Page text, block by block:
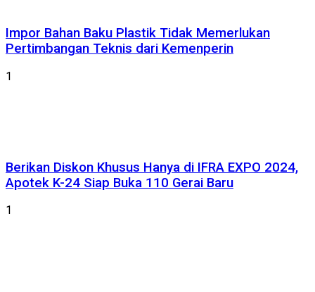
Impor Bahan Baku Plastik Tidak Memerlukan
Pertimbangan Teknis dari Kemenperin
1
Berikan Diskon Khusus Hanya di IFRA EXPO 2024,
Apotek K-24 Siap Buka 110 Gerai Baru
1